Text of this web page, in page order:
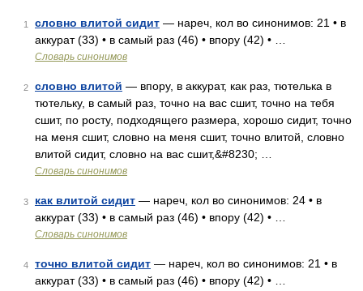
1 словно влитой сидит — нареч, кол во синонимов: 21 • в
аккурат (33) • в самый раз (46) • впору (42) • …
Словарь синонимов
2 словно влитой — впору, в аккурат, как раз, тютелька в
тютельку, в самый раз, точно на вас сшит, точно на тебя
сшит, по росту, подходящего размера, хорошо сидит, точно
на меня сшит, словно на меня сшит, точно влитой, словно
влитой сидит, словно на вас сшит,&#8230; …
Словарь синонимов
3 как влитой сидит — нареч, кол во синонимов: 24 • в
аккурат (33) • в самый раз (46) • впору (42) • …
Словарь синонимов
4 точно влитой сидит — нареч, кол во синонимов: 21 • в
аккурат (33) • в самый раз (46) • впору (42) • …